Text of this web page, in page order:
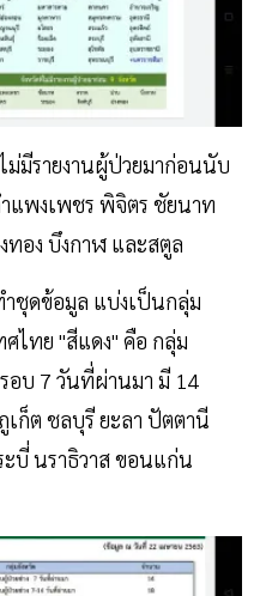
มีรายงานผู้ป่วยมาก่อนนับ
แพงเพชร พิจิตร ชัยนาท
ทอง บึงกาฬ และสตูล
ำชุดข้อมูล แบ่งเป็นกลุ่ม
ไทย "สีแดง" คือ กลุ่ม
อบ 7 วันที่ผ่านมา มี 14
ก็ต ชลบุรี ยะลา ปัตตานี
บี่ นราธิวาส ขอนแก่น